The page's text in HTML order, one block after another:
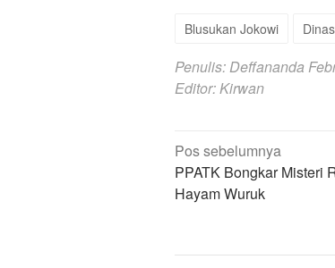
Blusukan Jokowi
Penulis: Deffananda
Editor: Kirwan
Navigasi
pos
Pos sebelumnya
PPATK Bongkar Misteri
Hayam Wuruk